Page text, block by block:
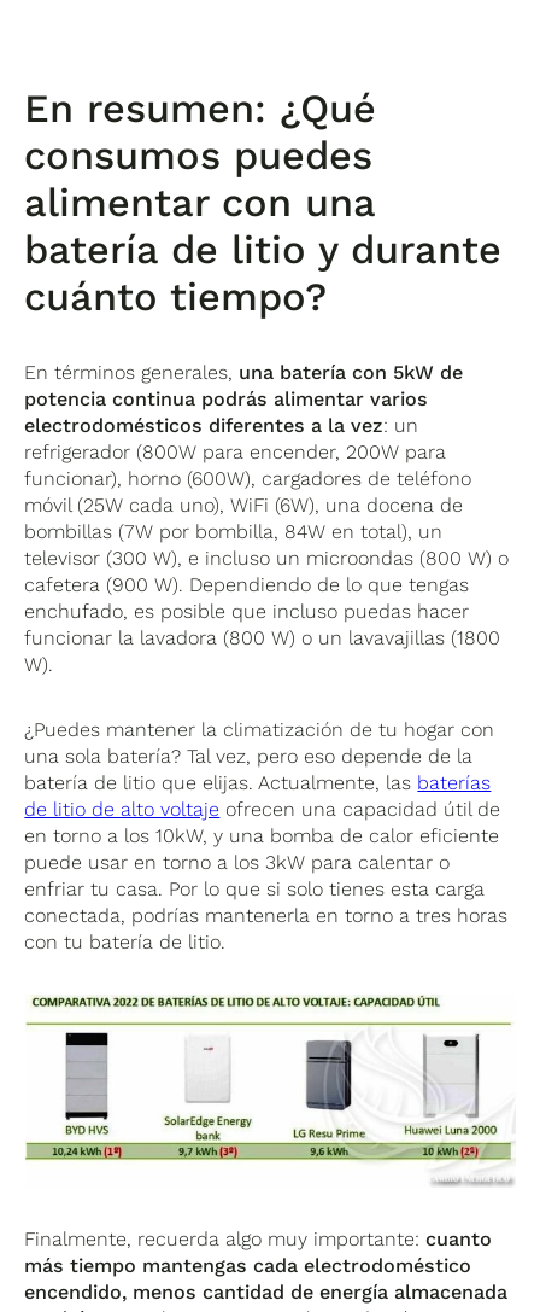
En resumen: ¿Qué
consumos puedes
alimentar con una
batería de litio y durante
cuánto tiempo?
En términos generales, una batería con 5kW de
potencia continua podrás alimentar varios
electrodomésticos diferentes a la vez: un
refrigerador (800W para encender, 200W para
funcionar), horno (600W), cargadores de teléfono
móvil (25W cada uno), WiFi (6W), una docena de
bombillas (7W por bombilla, 84W en total), un
televisor (300 W), e incluso un microondas (800 W) o
cafetera (900 W). Dependiendo de lo que tengas
enchufado, es posible que incluso puedas hacer
funcionar la lavadora (800 W) o un lavavajillas (1800
W).
¿Puedes mantener la climatización de tu hogar con
una sola batería? Tal vez, pero eso depende de la
batería de litio que elijas. Actualmente, las baterías
de litio de alto voltaje ofrecen una capacidad útil de
en torno a los 10kW, y una bomba de calor eficiente
puede usar en torno a los 3kW para calentar o
enfriar tu casa. Por lo que si solo tienes esta carga
conectada, podrías mantenerla en torno a tres horas
con tu batería de litio.
Finalmente, recuerda algo muy importante:cuanto
más tiempo mantengas cada electrodoméstico
encendido, menos cantidad de energía almacenada